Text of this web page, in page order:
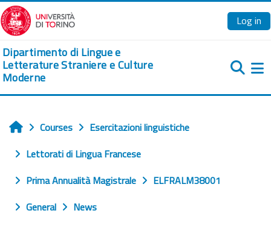
Skip to main content
Log in
Dipartimento di Lingue e
Letterature Straniere e Culture
Moderne
Home
Courses
Esercitazioni linguistiche
Lettorati di Lingua Francese
Prima Annualità Magistrale
ELFRALM38001
General
News